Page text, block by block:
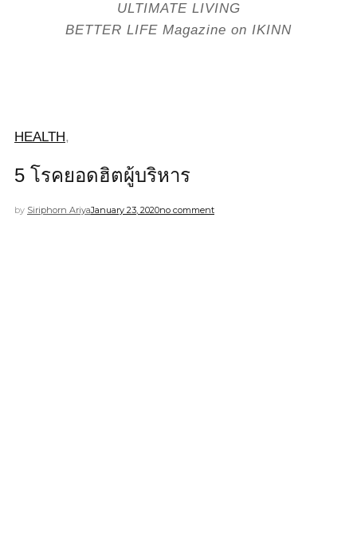
ULTIMATE LIVING
BETTER LIFE Magazine on IKINN
HEALTH,
5 โรคยอดฮิตผู้บริหาร
by Siriphorn AriyaJanuary 23, 2020no comment